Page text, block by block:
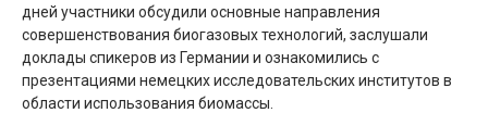
дней участники обсудили основные направления
совершенствования биогазовых технологий, заслушали
доклады спикеров из Германии и ознакомились с
презентациями немецких исследовательских институтов в
области использования биомассы.